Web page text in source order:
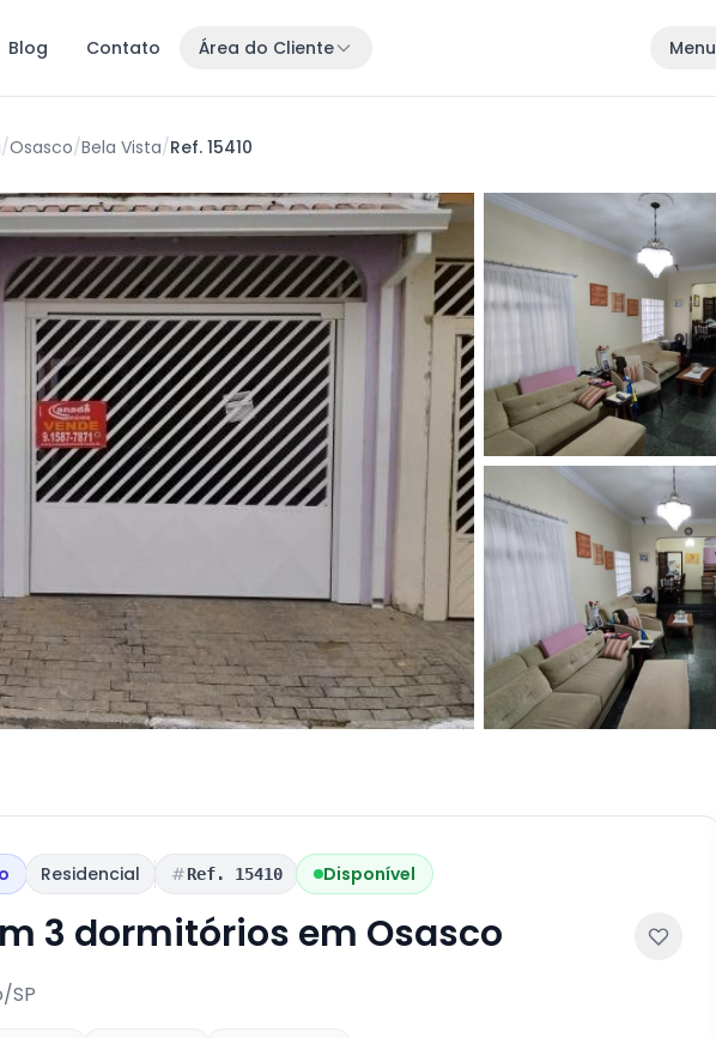
Blog Contato Área do Cliente Menu
/Osasco/Bela Vista/Ref. 15410
Residencial Ref. 15410 Disponível
3 dormitórios em Osasco
SP